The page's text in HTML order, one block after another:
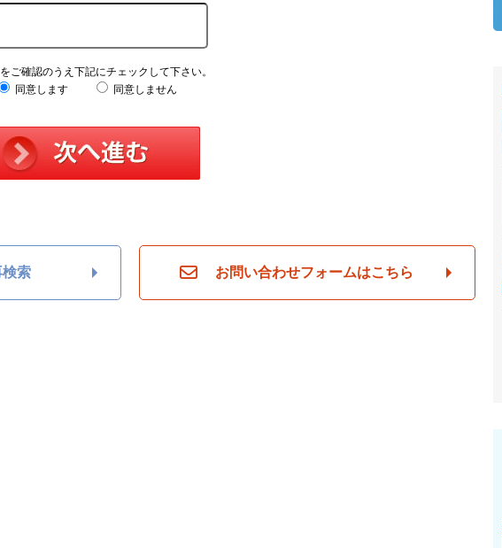
ご確認のうえ下記にチェックして下さい。
同意します
同意しません
索 お問い合わせフォームはこちら